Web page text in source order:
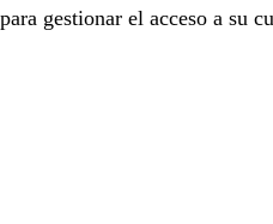
gestionar el acceso a su